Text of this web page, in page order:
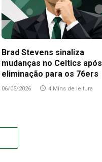
Brad Stevens sinaliza
mudanças no Celtics após
eliminação para os 76ers
06/05/2026 4 Mins de leitura